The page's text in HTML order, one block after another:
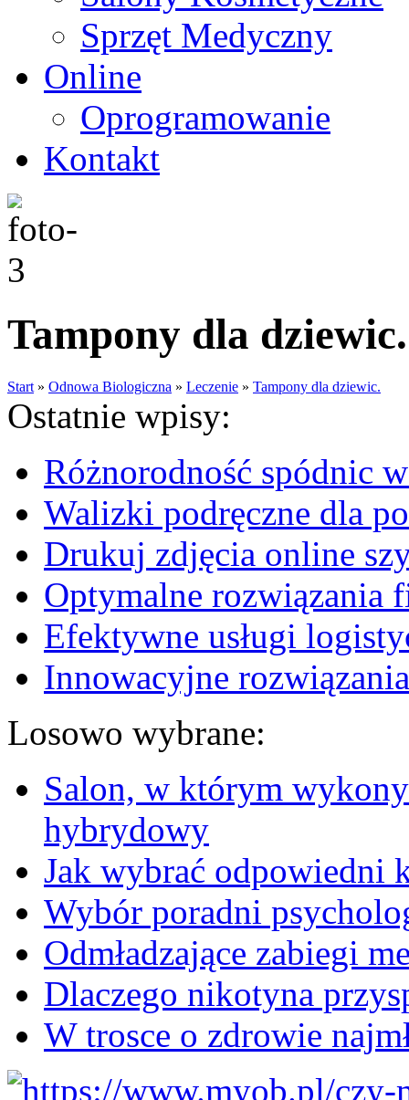
Sprzęt Medyczny
Online
Oprogramowanie
Kontakt
Tampony dla dziewic.
Start » Odnowa Biologiczna » Leczenie » Tampony dla dziewic.
Ostatnie wpisy:
Różnorodność spódnic
Walizki podręczne dla
Drukuj zdjęcia online
Optymalne rozwiązania
Efektywne usługi
Innowacyjne
Losowo wybrane:
Salon, w którym
hybrydowy
Jak wybrać odpowiedni
Wybór poradni
Odmładzające zabiegi
Dlaczego nikotyna
W trosce o zdrowie